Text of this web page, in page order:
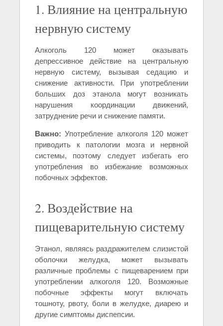
1. Влияние на центральную
нервную систему
Алкоголь 120 может оказывать
депрессивное действие на центральную
нервную систему, вызывая седацию и
снижение активности. При употреблении
больших доз этанола могут возникать
нарушения координации движений,
затруднение речи и снижение памяти.
Важно: Употребление алкоголя 120 может
приводить к патологии мозга и нервной
системы, поэтому следует избегать его
употребления во избежание возможных
побочных эффектов.
2. Воздействие на
пищеварительную систему
Этанол, являясь раздражителем слизистой
оболочки желудка, может вызывать
различные проблемы с пищеварением при
употреблении алкоголя 120. Возможные
побочные эффекты могут включать
тошноту, рвоту, боли в желудке, диарею и
другие симптомы диспепсии.